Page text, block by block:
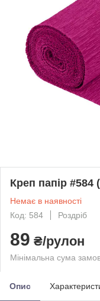
Креп папір #584
Немає в наявності
Код: 584
Роздріб
89 ₴/рулон
Мінімальна сума
Опис